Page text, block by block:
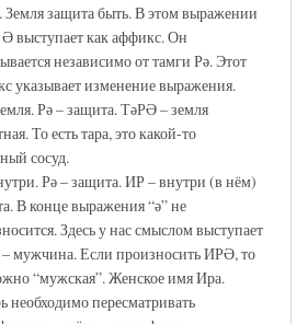
защита быть. В этом выражении
Ә выступает как аффикс. Он
независимо от тамги Рә. Этот
указывает изменение выражения.
Рә – защита. ТәРӘ – земля
То есть тара, это какой-то
сосуд.
Рә – защита. ИР – внутри (в нём)
В конце выражения “ә” не
Здесь у нас смыслом выступает
– мужчина. Если произносить ИРӘ, то
“мужская”. Женское имя Ира.
необходимо пересматривать